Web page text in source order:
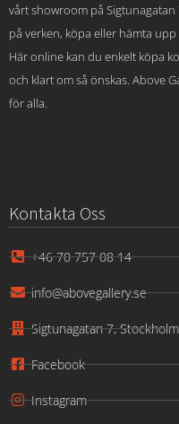
vårt showroom på
på verken, köpa eller hämta
Här online kan du enkelt köpa
och klart om så önskas. Above
för alla.
Kontakta Oss
+46 70 757 08 14
info@abovegallery.se
Sigtunagatan 7, Stockholm
Facebook
Instagram